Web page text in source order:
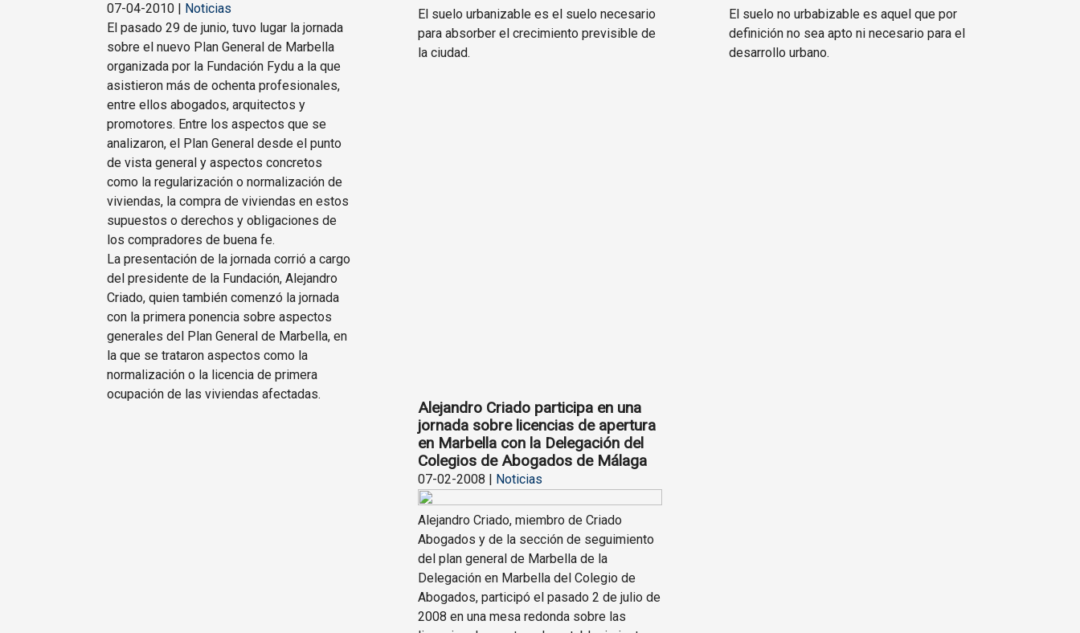
07-04-2010 | Noticias
El pasado 29 de junio, tuvo lugar la jornada
sobre el nuevo Plan General de Marbella
organizada por la Fundación Fydu a la que
asistieron más de ochenta profesionales,
entre ellos abogados, arquitectos y
promotores. Entre los aspectos que se
analizaron, el Plan General desde el punto
de vista general y aspectos concretos
como la regularización o normalización de
viviendas, la compra de viviendas en estos
supuestos o derechos y obligaciones de
los compradores de buena fe.
La presentación de la jornada corrió a cargo
del presidente de la Fundación, Alejandro
Criado, quien también comenzó la jornada
con la primera ponencia sobre aspectos
generales del Plan General de Marbella, en
la que se trataron aspectos como la
normalización o la licencia de primera
ocupación de las viviendas afectadas.
El suelo urbanizable es el suelo necesario
para absorber el crecimiento previsible de
la ciudad.
El suelo no urbabizable es aquel que por
definición no sea apto ni necesario para el
desarrollo urbano.
Alejandro Criado participa en una
jornada sobre licencias de apertura
en Marbella con la Delegación del
Colegios de Abogados de Málaga
07-02-2008 | Noticias
Alejandro Criado, miembro de Criado
Abogados y de la sección de seguimiento
del plan general de Marbella de la
Delegación en Marbella del Colegio de
Abogados, participó el pasado 2 de julio de
2008 en una mesa redonda sobre las